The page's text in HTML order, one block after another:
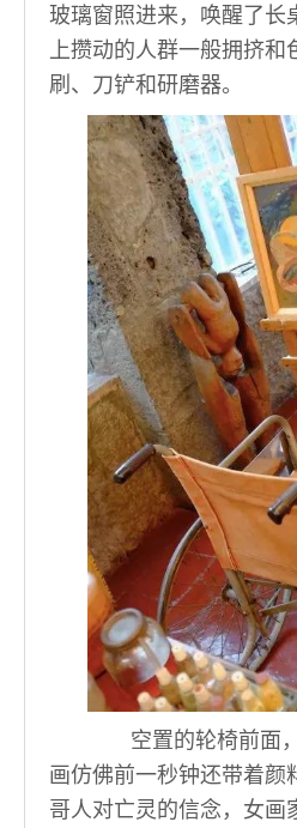
玻璃窗照进来，唤醒了长
上攒动的人群一般拥挤
刷、刀铲和研磨器。
空置的轮椅前面，
画仿佛前一秒钟还带着颜
哥人对亡灵的信念，女画